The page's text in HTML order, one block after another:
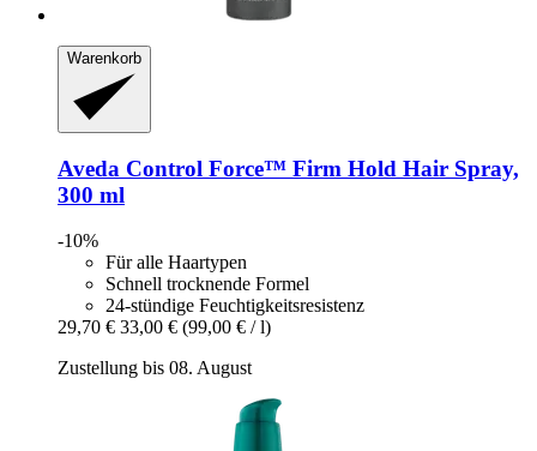
Warenkorb
Aveda Control Force™ Firm Hold Hair Spray,
300 ml
-10%
Für alle Haartypen
Schnell trocknende Formel
24-stündige Feuchtigkeitsresistenz
29,70 € 33,00 € (99,00 € / l)
Zustellung bis 08. August